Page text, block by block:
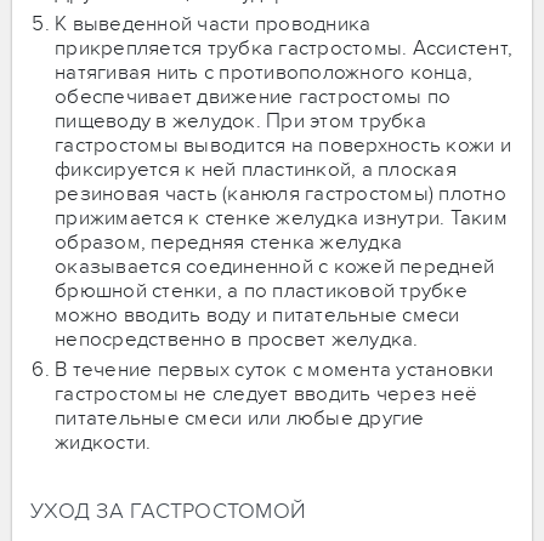
К выведенной части проводника
прикрепляется трубка гастростомы. Ассистент,
натягивая нить с противоположного конца,
обеспечивает движение гастростомы по
пищеводу в желудок. При этом трубка
гастростомы выводится на поверхность кожи и
фиксируется к ней пластинкой, а плоская
резиновая часть (канюля гастростомы) плотно
прижимается к стенке желудка изнутри. Таким
образом, передняя стенка желудка
оказывается соединенной с кожей передней
брюшной стенки, а по пластиковой трубке
можно вводить воду и питательные смеси
непосредственно в просвет желудка.
В течение первых суток с момента установки
гастростомы не следует вводить через неё
питательные смеси или любые другие
жидкости.
УХОД ЗА ГАСТРОСТОМОЙ